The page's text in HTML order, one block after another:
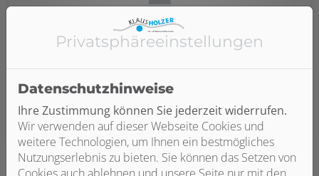
Hydraulischer Abgleich
Wir führen einen hydraulischen Abgleich durch.
Dadurch werden die Heizkörper im ganzen System
wieder gleichmäßig mit Wärme versorgt.
Privatsphäre­einstellungen
Datenschutzhinweise
Ihre Zustimmung können Sie jederzeit widerrufen.
Wir verwenden auf dieser Webseite Cookies und
weitere Technologien, um Ihnen ein bestmögliches
Nutzungserlebnis zu bieten. Sie können das Setzen von